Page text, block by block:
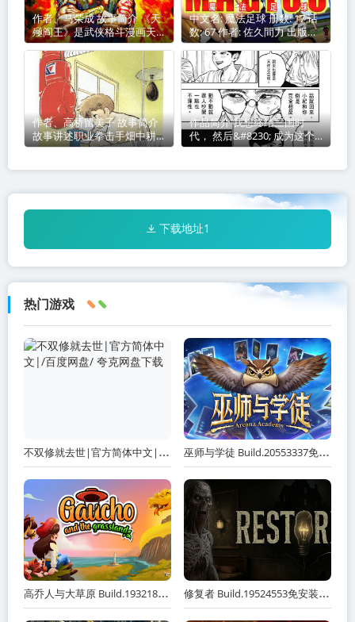
作者、马荣成 故事简介 《天
殛阎王》是武侠格斗漫画天殛
第二部
中文名: 魔法足球 册数: 17 话
数: 67 作者: 佐久間力 出版社:
講談社、東立出版社、天下出
版 连载杂志: 月刊少年ライバ
ル 别
作者、高桥留美子 故事简介
故事讲述职业拳击手畑中耕作
因暴饮
作品简介 我想终结三国时
代， 然后&#8230; 成为这个
国家全民爱戴的伟人。 令和
下载地址1
热门游戏
不双修就去世|官方简体中文|/百度网盘/ 夸克网盘下载 巫师与学徒 Build.20553337免安装中文版 夸克网盘下载
高乔人与大草原 Build.19321887免安装中文版 夸克网盘下载 修复者 Build.19524553免安装中文版 夸克网盘下载